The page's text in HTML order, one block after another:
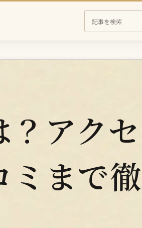
え
さ
む
検
索
アクセ
ミまで徹